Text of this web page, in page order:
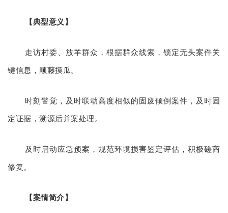
【典型意义】
走访村委、放羊群众，根据群众线索，锁定无头案件关
键信息，顺藤摸瓜。
时刻警觉，及时联动高度相似的固废倾倒案件，及时固
定证据，溯源后并案处理。
及时启动应急预案，规范环境损害鉴定评估，积极磋商
修复。
【案情简介】